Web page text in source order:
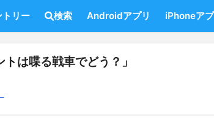
トリー 検索 Androidアプリ iPhoneア
は喋る戦車でどう？」